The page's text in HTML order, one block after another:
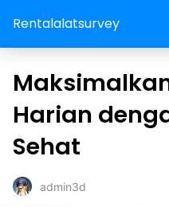
Rentalalatsurvey
Harian
Sehat
admin3d